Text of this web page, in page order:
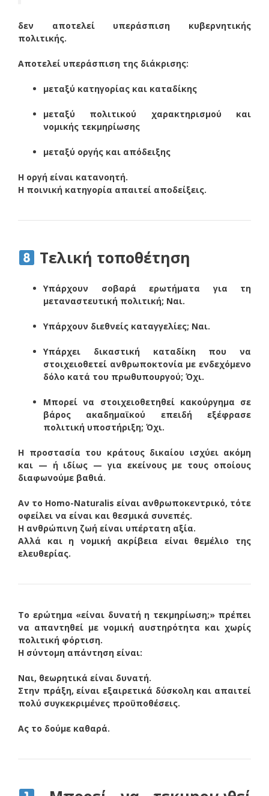
δεν αποτελεί υπεράσπιση κυβερνητικής
πολιτικής.
Αποτελεί υπεράσπιση της διάκρισης:
μεταξύ κατηγορίας και καταδίκης
μεταξύ πολιτικού χαρακτηρισμού και
νομικής τεκμηρίωσης
μεταξύ οργής και απόδειξης
Η οργή είναι κατανοητή.
Η ποινική κατηγορία απαιτεί αποδείξεις.
Τελική τοποθέτηση
Υπάρχουν σοβαρά ερωτήματα για τη
μεταναστευτική πολιτική; Ναι.
Υπάρχουν διεθνείς καταγγελίες; Ναι.
Υπάρχει δικαστική καταδίκη που να
στοιχειοθετεί ανθρωποκτονία με ενδεχόμενο
δόλο κατά του πρωθυπουργού; Όχι.
Μπορεί να στοιχειοθετηθεί κακούργημα σε
βάρος ακαδημαϊκού επειδή εξέφρασε
πολιτική υποστήριξη; Όχι.
Η προστασία του κράτους δικαίου ισχύει ακόμη
και — ή ιδίως — για εκείνους με τους οποίους
διαφωνούμε βαθιά.
Αν το Homo-Naturalis είναι ανθρωποκεντρικό, τότε
οφείλει να είναι και θεσμικά συνεπές.
Η ανθρώπινη ζωή είναι υπέρτατη αξία.
Αλλά και η νομική ακρίβεια είναι θεμέλιο της
ελευθερίας.
Το ερώτημα «είναι δυνατή η τεκμηρίωση;» πρέπει
να απαντηθεί με νομική αυστηρότητα και χωρίς
πολιτική φόρτιση.
Η σύντομη απάντηση είναι:
Ναι, θεωρητικά είναι δυνατή.
Στην πράξη, είναι εξαιρετικά δύσκολη και απαιτεί
πολύ συγκεκριμένες προϋποθέσεις.
Ας το δούμε καθαρά.